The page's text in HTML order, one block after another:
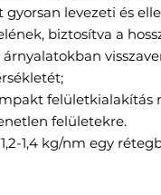
gyorsan levezeti és
biztosítva a
felületkialakítás
felületekre.
1,4 kg/nm egy